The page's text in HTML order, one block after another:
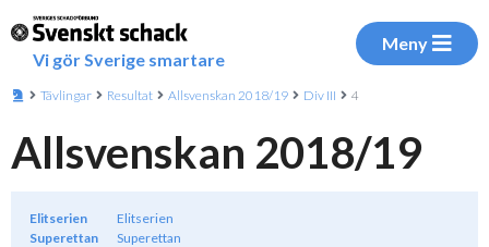
Vi gör Sverige smartare
Meny
Tävlingar Resultat Allsvenskan 2018/19 Div III 4
Allsvenskan 2018/19
Elitserien
Elitserien
Superettan
Superettan